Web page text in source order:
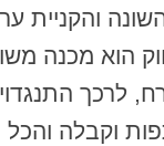
והקניית
הוא מכנה
לרכך
וקבלה